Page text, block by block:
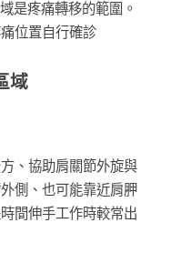
是疼痛轉移的範圍。
位置自行確診
域
、協助肩關節外旋與
側、也可能靠近肩胛
間伸手工作時較常出